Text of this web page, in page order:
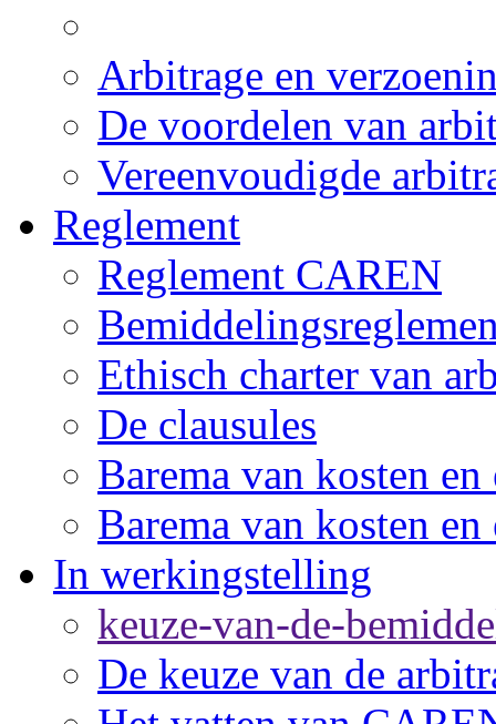
Arbitrage en
De voordelen van
Vereenvoudigde
Reglement
Reglement CAREN
Ethisch charter van
De clausules
Barema van kosten
Barema van kosten
In werkingstelling
keuze-van-de-
De keuze van de